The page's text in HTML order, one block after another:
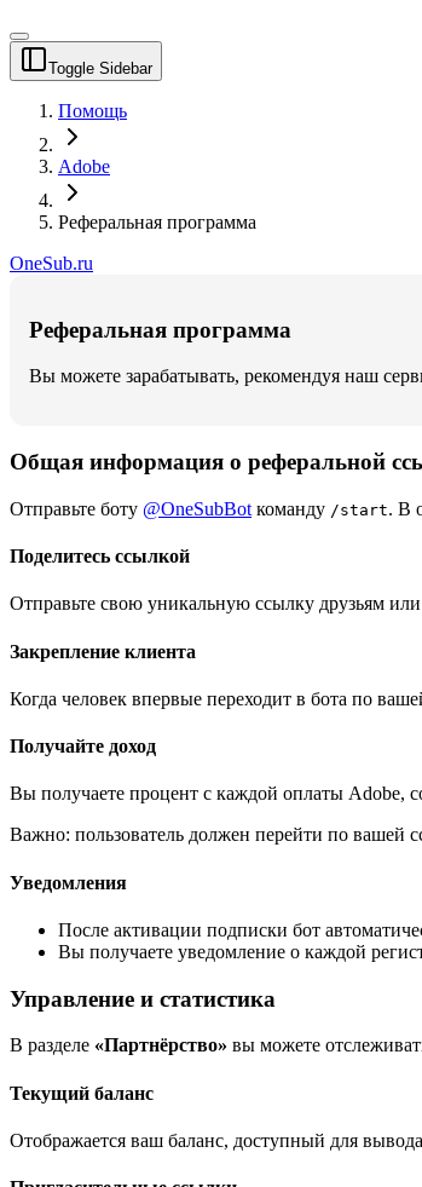
Toggle Sidebar
Помощь
Adobe
Реферальная программа
OneSub.ru
Реферальная программа
Вы можете зарабатывать, рекомендуя наш
Общая информация о реферальной
Отправьте боту @OneSubBot команду /start. В
Поделитесь ссылкой
Отправьте свою уникальную ссылку друзьям или
Закрепление клиента
Когда человек впервые переходит в бота по
Получайте доход
Вы получаете процент с каждой оплаты Adobe,
Важно: пользователь должен перейти по вашей
Уведомления
После активации подписки бот
Вы получаете уведомление о каждой
Управление и статистика
В разделе «Партнёрство» вы можете
Текущий баланс
Отображается ваш баланс, доступный для